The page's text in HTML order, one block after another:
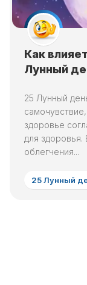
Как
Лунный
25 Лунный
здоровье
для
облегчения...
25 Лунный